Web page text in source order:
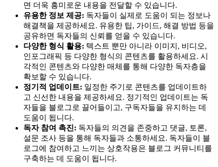
면 더욱 흥미로운 내용을 전달할 수 있습니다.
유용한 정보 제공: 독자들이 실제로 도움이 되는 정보나
해결책을 제공하세요. 유용한 팁, 가이드, 해결 방법 등을
공유하면 독자들의 신뢰를 얻을 수 있습니다.
다양한 형식 활용: 텍스트 뿐만 아니라 이미지, 비디오,
인포그래픽 등 다양한 형식의 콘텐츠를 활용하세요. 시
각적인 콘텐츠와 다양한 매체를 통해 다양한 독자층을
확보할 수 있습니다.
정기적 업데이트: 일정한 주기로 콘텐츠를 업데이트하
고 신선한 내용을 제공하세요. 정기적인 업데이트는 독
자들을 블로그로 끌어들이고, 구독자들을 유지하는 데
도움이 됩니다.
독자 참여 촉진: 독자들의 의견을 존중하고 댓글, 토론,
설문 조사 등을 통해 독자들과 소통하세요. 독자들이 블
로그에 참여하고 느끼는 상호작용은 블로그 커뮤니티를
구축하는 데 도움이 됩니다.